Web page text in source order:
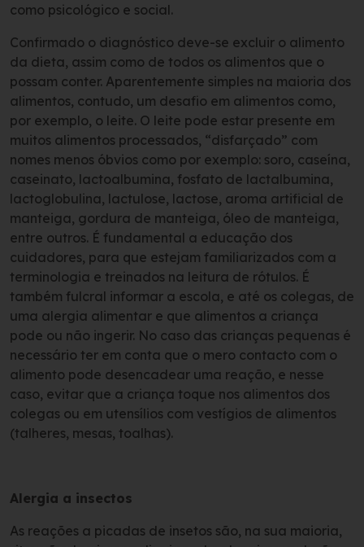
como psicológico e social.
Confirmado o diagnóstico deve-se excluir o alimento
da dieta, assim como de todos os alimentos que o
possam conter. Aparentemente simples na maioria dos
alimentos, contudo, um desafio em alimentos como,
por exemplo, o leite. O leite pode estar presente em
muitos alimentos processados, “disfarçado” com
nomes menos óbvios como por exemplo: soro, caseína,
caseinato, lactoalbumina, fosfato de lactalbumina,
lactoglobulina, lactulose, lactose, aroma artificial de
manteiga, gordura de manteiga, óleo de manteiga,
entre outros. É fundamental a educação dos
cuidadores, para que estejam familiarizados com a
terminologia e treinados na leitura de rótulos. É
também fulcral informar a escola, e até os colegas, de
uma alergia alimentar e que alimentos a criança
pode ou não ingerir. No caso das crianças pequenas é
necessário ter em conta que o mero contacto com o
alimento pode desencadear uma reação, e nesse
caso, evitar que a criança toque nos alimentos dos
colegas ou em utensílios com vestígios de alimentos
(talheres, mesas, toalhas).
Alergia a insectos
As reações a picadas de insetos são, na sua maioria,